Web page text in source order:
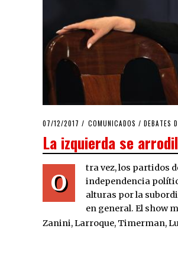
POSTED
07/12/2017 02/02/2018
COMUNICADOS / DEBATES
La izquierda se
O
tra vez, los partidos
independencia
alturas por la
en general. El show
Zanini, Larroque, Timerman,